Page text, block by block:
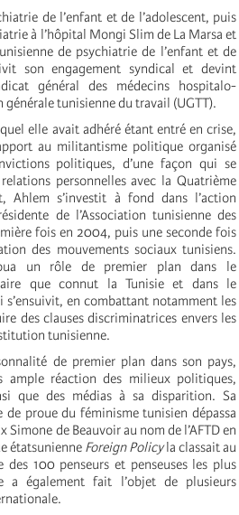
de l’enfant et de l’adolescent, puis
à l’hôpital Mongi Slim de La Marsa et
de psychiatrie de l’enfant et de
son engagement syndical et devint
général des médecins hospitalo-
tunisienne du travail (UGTT).
elle avait adhéré étant entré en crise,
au militantisme politique organisé
politiques, d’une façon qui se
personnelles avec la Quatrième
Ahlem s’investit à fond dans l’action
de l’Association tunisienne des
fois en 2004, puis une seconde fois
des mouvements sociaux tunisiens.
un rôle de premier plan dans le
que connut la Tunisie et dans le
en combattant notamment les
des clauses discriminatrices envers les
tunisienne.
de premier plan dans son pays,
ample réaction des milieux politiques,
que des médias à sa disparition. Sa
proue du féminisme tunisien dépassa
de Beauvoir au nom de l’AFTD en
étatsunienne Foreign Policyla classait au
100 penseurs et penseuses les plus
a également fait l’objet de plusieurs